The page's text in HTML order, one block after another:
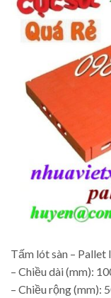
Tấm lót sàn – Pallet
– Chiều dài (mm):
– Chiều rộng (mm):